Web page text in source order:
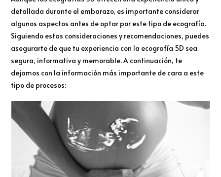
detallada durante el embarazo, es importante considerar
algunos aspectos antes de optar por este tipo de ecografía.
Siguiendo estas consideraciones y recomendaciones, puedes
asegurarte de que tu experiencia con la ecografía 5D sea
segura, informativa y memorable. A continuación, te
dejamos con la información más importante de cara a este
tipo de procesos: